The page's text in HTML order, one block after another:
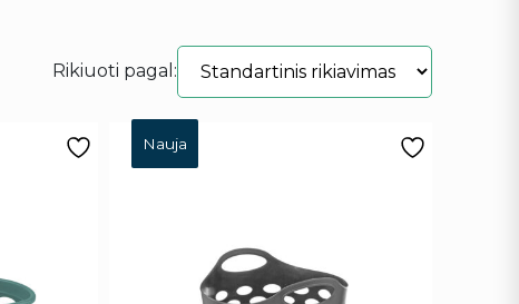
Rikiuoti pagal:
Nauja